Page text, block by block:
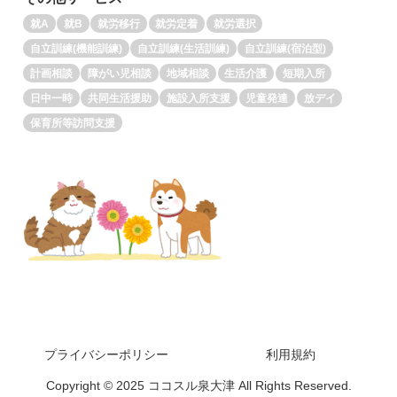
就A 就B 就労移行 就労定着
就労選択
自立訓練(機能訓練)
自立訓練(生活訓練)
自立訓練(宿泊型)
計画相談
障がい児相談 地域相談 生活介護
短期入所
日中一時
共同生活援助 施設入所支援 児童発達
放デイ
保育所等訪問支援
プライバシーポリシー 利用規約
Copyright © 2025 ココスル泉大津 All Rights Reserved.